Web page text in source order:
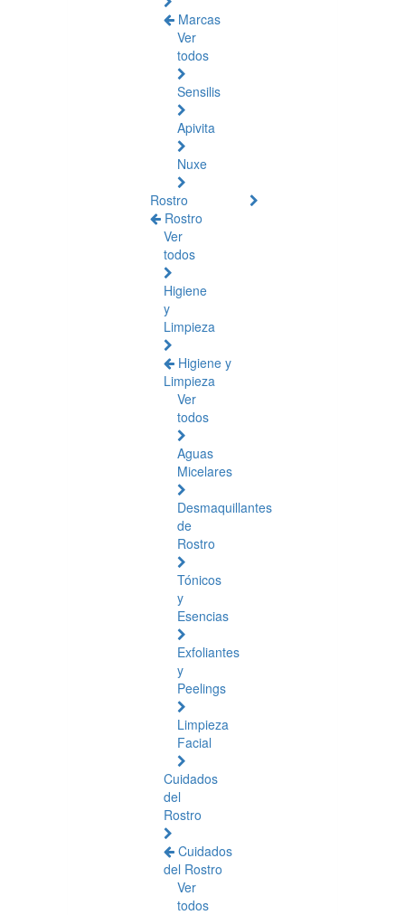
Marcas
Ver
todos
Sensilis
Apivita
Nuxe
Rostro
Rostro
Ver
todos
Higiene
y
Limpieza
Higiene y
Limpieza
Ver
todos
Aguas
Micelares
Desmaquillantes
de
Rostro
Tónicos
y
Esencias
Exfoliantes
y
Peelings
Limpieza
Facial
Cuidados
del
Rostro
Cuidados
del Rostro
Ver
todos